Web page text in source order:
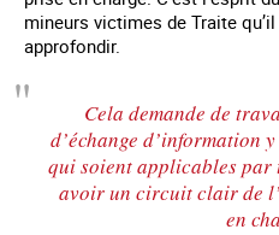
mineurs victimes de Traite
approfondir.
Cela demande de
d’échange d’information
qui soient applicables
avoir un circuit clair de
en